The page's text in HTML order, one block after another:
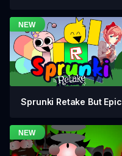
Sprunki Retake But Epic